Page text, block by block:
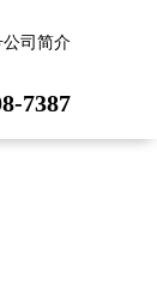
公司简介
7387